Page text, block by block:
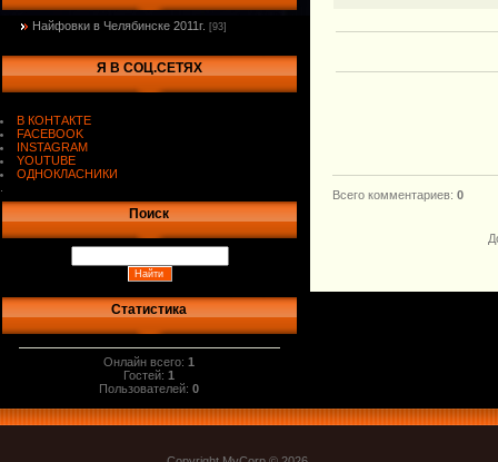
Найфовки в Челябинске 2011г. [93]
Я В СОЦ.СЕТЯХ
В КОНТАКТЕ
FACEBOOK
INSTAGRAM
YOUTUBE
ОДНОКЛАСНИКИ
Поиск
Статистика
Онлайн всего:1
Гостей:1
Пользователей:0
Всего комментариев: 0